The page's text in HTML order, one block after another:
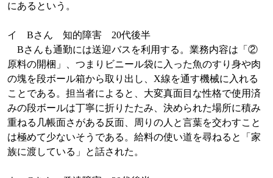
にあるという。
イ Bさん 知的障害 20代後半
Bさんも通勤には送迎バスを利用する。業務内容は「②
原料の開梱」、つまりビニール袋に入った魚のすり身や肉
の塊を段ボール箱から取り出し、 X線を通す機械に入れる
ことである。担当者によると、大変真面目な性格で使用済
みの段ボールは丁寧に折りたたみ、決められた場所に積み
重ねる几帳面さがある反面、周りの人と言葉を交わすこと
は極めて少ないそうである。給料の使い道を尋ねると「家
族に渡している」と話された。